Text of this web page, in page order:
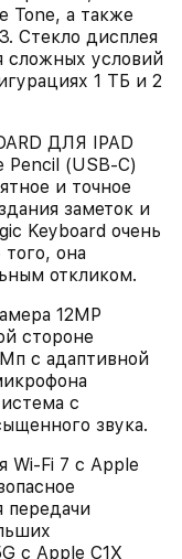
Tone, а также
Стекло дисплея
сложных условий
1 ТБ и 2
ДЛЯ IPAD
(USB‑C)
и точное
заметок и
Keyboard очень
она
откликом.
12MP
стороне
с адаптивной
с
звука.
7 с Apple
передачи
с Apple C1X